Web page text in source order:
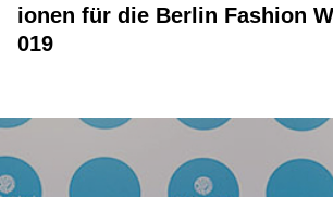
ionen für die Berlin Fashion
019